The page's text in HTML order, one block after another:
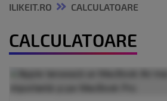
ILIKEIT.RO CALCULATOARE
CALCULATOARE